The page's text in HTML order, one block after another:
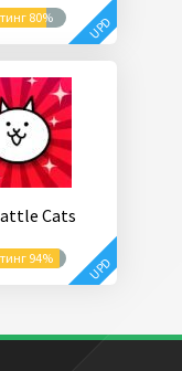
80% UPD
Cats
94% UPD